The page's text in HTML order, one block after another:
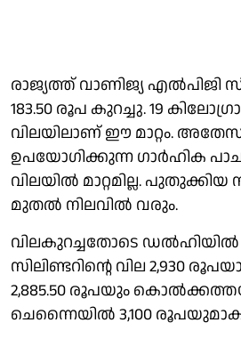
രാജ്യത്ത് വാണിജ്യ എല്‍പിജി
183.50 രൂപ കുറച്ചു. 19
വിലയിലാണ് ഈ മാറ്റം.
ഉപയോഗിക്കുന്ന ഗാര്‍ഹിക
വിലയില്‍ മാറ്റമില്ല.
മുതല്‍ നിലവില്‍ വരും.
വിലകുറച്ചതോടെ ഡല്‍ഹിയില്‍
സിലിണ്ടറിന്റെ വില 2,930
2,885.50 രൂപയും
ചെന്നൈയില്‍ 3,100